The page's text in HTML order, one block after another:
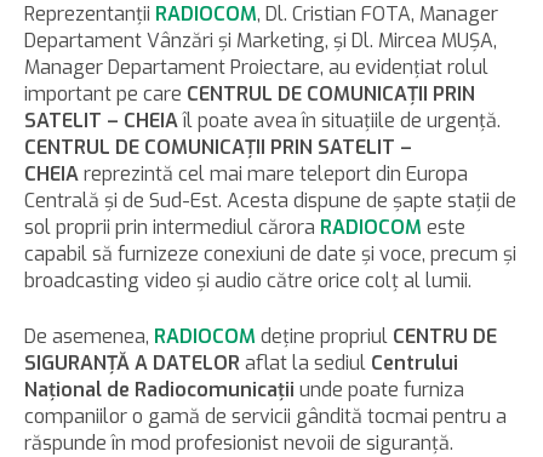
Reprezentanţii RADIOCOM, Dl. Cristian FOTA, Manager
Departament Vânzări şi Marketing, şi Dl. Mircea MUŞA,
Manager Departament Proiectare, au evidenţiat rolul
important pe care CENTRUL DE COMUNICAŢII PRIN
SATELIT – CHEIAîl poate avea în situaţiile de urgenţă.
CENTRUL DE COMUNICAŢII PRIN SATELIT –
CHEIAreprezintă cel mai mare teleport din Europa
Centrală şi de Sud-Est. Acesta dispune de şapte staţii de
sol proprii prin intermediul cărora RADIOCOM este
capabil să furnizeze conexiuni de date şi voce, precum şi
broadcasting video şi audio către orice colţ al lumii.
De asemenea, RADIOCOM deţine propriul CENTRU DE
SIGURANŢĂ A DATELOR aflat la sediul Centrului
Naţional de Radiocomunicaţii unde poate furniza
companiilor o gamă de servicii gândită tocmai pentru a
răspunde în mod profesionist nevoii de siguranţă.